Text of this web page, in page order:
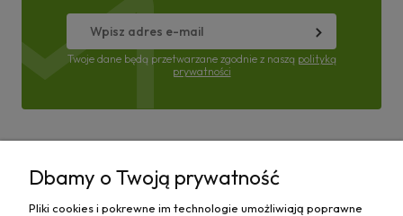
Twoje dane będą przetwarzane zgodnie z naszą polityką
prywatności
Moje konto
Dbamy o Twoją prywatność
Pliki cookies i pokrewne im technologie umożliwiają poprawne